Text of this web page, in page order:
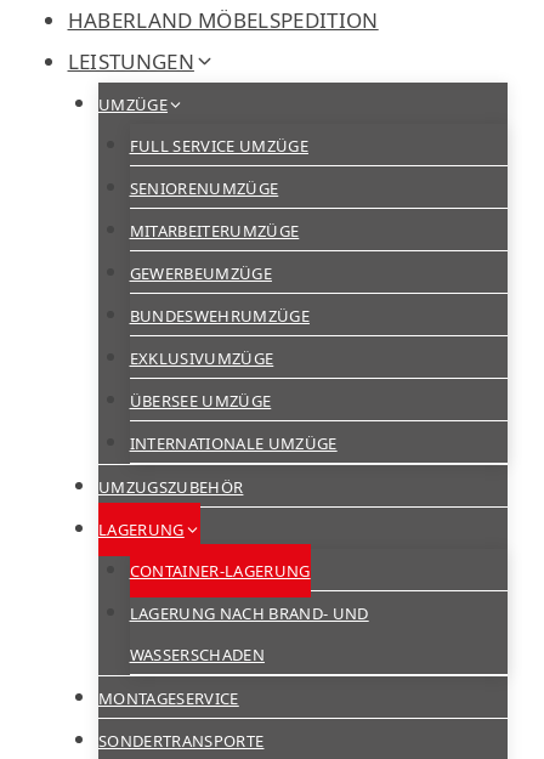
Zum
Inhalt
springen
HABERLAND MÖBELSPEDITION
LEISTUNGEN
UMZÜGE
FULL SERVICE UMZÜGE
SENIORENUMZÜGE
MITARBEITERUMZÜGE
GEWERBEUMZÜGE
BUNDESWEHRUMZÜGE
EXKLUSIVUMZÜGE
ÜBERSEE UMZÜGE
INTERNATIONALE UMZÜGE
UMZUGSZUBEHÖR
LAGERUNG
CONTAINER-LAGERUNG
LAGERUNG NACH BRAND- UND
WASSERSCHADEN
MONTAGESERVICE
SONDERTRANSPORTE